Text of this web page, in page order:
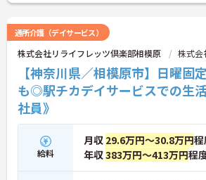
通所介護（デイサービス）
株式会社リライフレッツ倶楽部相模原 株式会
【神奈川県／相模原市】日曜固
も◎駅チカデイサービスでの生
社員》
給料
月収 29.6万円～30.8万円
年収383万円～413万円程